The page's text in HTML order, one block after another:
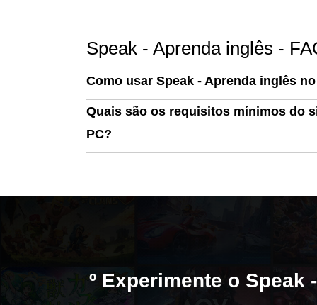
Speak - Aprenda inglês -
Como usar Speak - Aprenda inglês no
Quais são os requisitos mínimos do
PC?
º Experimente o Speak